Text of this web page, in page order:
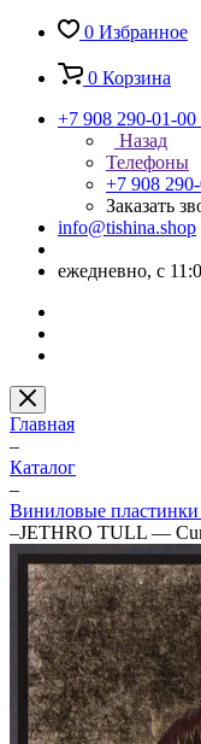
0 Избранное
0 Корзина
+7 908 290-01-00
Назад
Телефоны
+7 908
Заказать
info@tishina.shop
ежедневно, с
Главная
–
Каталог
–
Виниловые пластинки
–JETHRO TULL —